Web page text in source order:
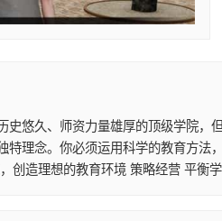
史悠久、师资力量雄厚的顶级学院
特理念。你必须运用科学的教育方
创造理想的教育环境 策略经营 平衡